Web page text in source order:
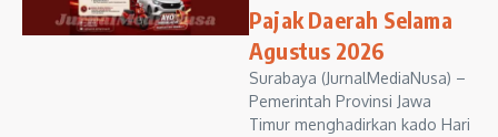
Pajak Daerah Selama
Agustus 2026
Surabaya (JurnalMediaNusa) –
Pemerintah Provinsi Jawa
Timur menghadirkan kado Hari